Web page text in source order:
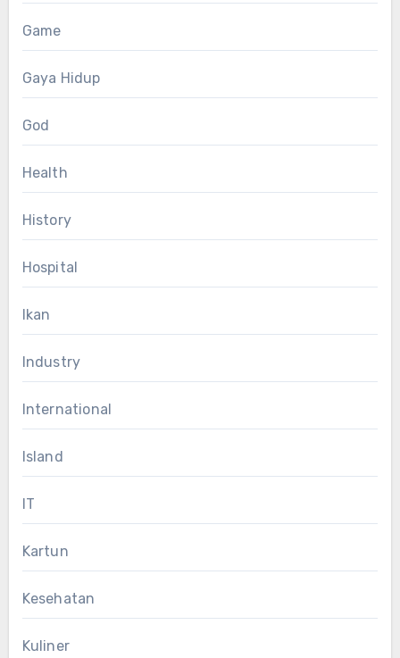
Game
Gaya Hidup
God
Health
History
Hospital
Ikan
Industry
International
Island
IT
Kartun
Kesehatan
Kuliner